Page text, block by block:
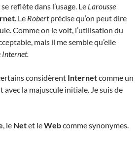
reflète dans l’usage. Le Larousse
. Le Robertprécise qu’on peut dire
Comme on le voit, l’utilisation du
mais il me semble qu’elle
Internet.
considèrent Internetcomme un
avec la majuscule initiale. Je suis de
, le Netet leWebcomme synonymes.